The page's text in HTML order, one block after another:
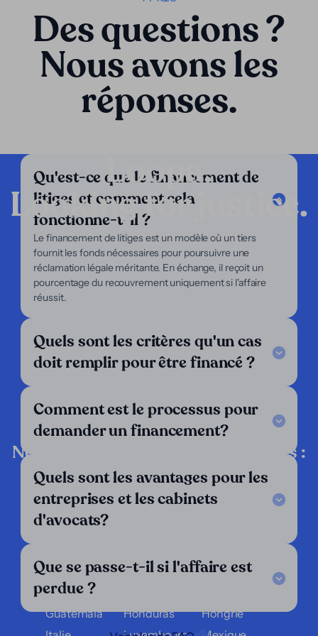
Des questions ?
Nous avons les
réponses.
Qu'est-ce que le financement de
litiges et comment cela
fonctionne-t-il ?
Le financement de litiges est un modèle où un tiers
fournit les fonds nécessaires pour poursuivre une
réclamation légale méritante. En échange, il reçoit un
pourcentage du recouvrement uniquement si l'affaire
réussit.
Quels sont les critères qu'un cas
doit remplir pour être financé ?
Comment est le processus pour
demander un financement?
Quels sont les avantages pour les
entreprises et les cabinets
d'avocats?
Que se passe-t-il si l'affaire est
perdue ?
Loopa.
Looking for justice.
Entreprise
Nos services
Notre approche
À propos de nous
Pour les avocats
Legal Notice
FAQ
Nos critères
Suivez-nous
LinkedIn
Nous opérons dans les pays suivants :
Allemagne Angleterre
Argentine
Autriche
Belgique
Bolivie
Brésil
El Salvador
Équateur
Espagne
Finlande
Guatemala
Honduras
Hongrie